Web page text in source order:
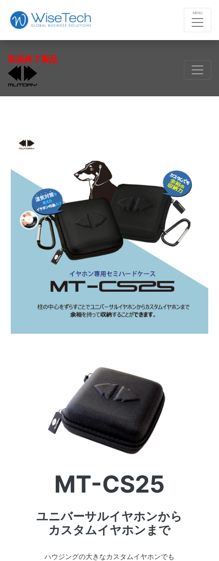
MENU
取扱終了製品
MT-CS25
ユニバーサルイヤホンから
カスタムイヤホンまで
ハウジングの大きなカスタムイヤホンでも